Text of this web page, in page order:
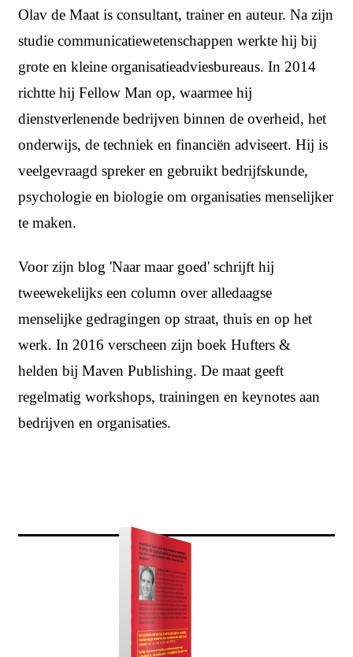
Olav de Maat is consultant, trainer en auteur. Na zijn
studie communicatiewetenschappen werkte hij bij
grote en kleine organisatieadviesbureaus. In 2014
richtte hij Fellow Man op, waarmee hij
dienstverlenende bedrijven binnen de overheid, het
onderwijs, de techniek en financiën adviseert. Hij is
veelgevraagd spreker en gebruikt bedrijfskunde,
psychologie en biologie om organisaties menselijker
te maken.
Voor zijn blog 'Naar maar goed' schrijft hij
tweewekelijks een column over alledaagse
menselijke gedragingen op straat, thuis en op het
werk. In 2016 verscheen zijn boek Hufters &
helden bij Maven Publishing. De maat geeft
regelmatig workshops, trainingen en keynotes aan
bedrijven en organisaties.